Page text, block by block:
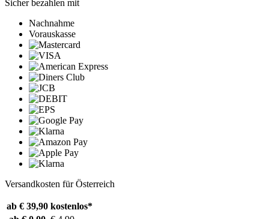
Sicher bezahlen mit
Nachnahme
Vorauskasse
Versandkosten für Österreich
ab € 39,90 kostenlos*